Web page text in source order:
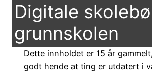
Digitale
grunnskolen
Dette innholdet er 15 år
godt hende at ting er utdatert i